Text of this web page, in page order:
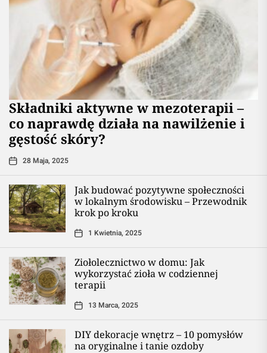
Składniki aktywne w mezoterapii –
co naprawdę działa na nawilżenie i
gęstość skóry?
28 Maja, 2025
Jak budować pozytywne społeczności
w lokalnym środowisku – Przewodnik
krok po kroku
1 Kwietnia, 2025
Ziołolecznictwo w domu: Jak
wykorzystać zioła w codziennej
terapii
13 Marca, 2025
DIY dekoracje wnętrz – 10 pomysłów
na oryginalne i tanie ozdoby